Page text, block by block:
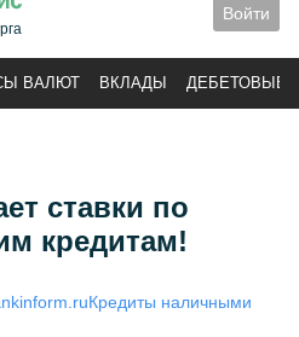
Войти
ВАЛЮТ ВКЛАДЫ ДЕБЕТОВЫЕ
ставки по
кредитам!
Кредиты наличными